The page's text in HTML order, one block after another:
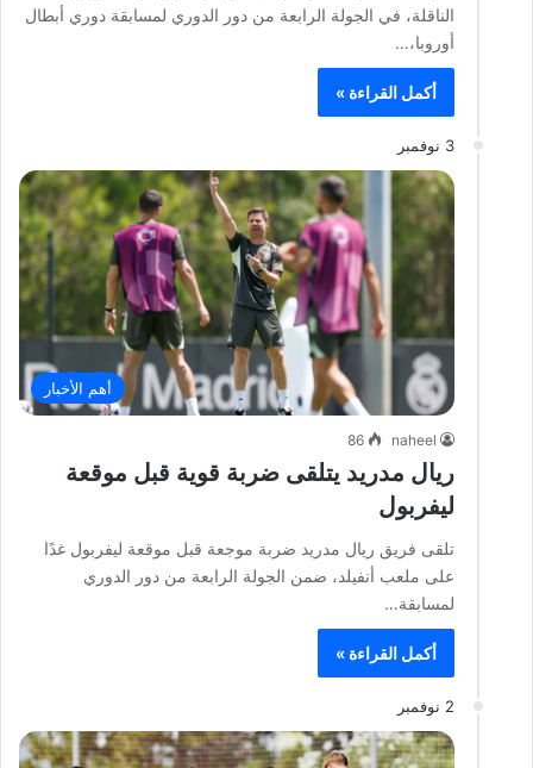
الناقلة، في الجولة الرابعة من دور الدوري لمسابقة دوري أبطال
أوروبا،…
أكمل القراءة »
3 نوفمبر
أهم الأخبار
naheel
86
ريال مدريد يتلقى ضربة قوية قبل موقعة
ليفربول
تلقى فريق ريال مدريد ضربة موجعة قبل موقعة ليفربول غدًا
على ملعب أنفيلد، ضمن الجولة الرابعة من دور الدوري
لمسابقة…
أكمل القراءة »
2 نوفمبر